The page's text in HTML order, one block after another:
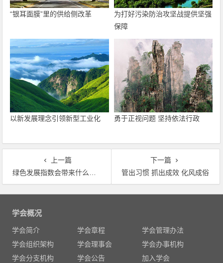
“银耳面膜”里的供给侧改革
为打好污染防治攻坚战提供坚强
保障
以新发展理念引领新型工业化 勇于正视问题 坚持依法行政
上一篇
绿色发展指数会带来什么变化？
下一篇
管出习惯 抓出成效 化风成俗
文
学会概况
学会简介 学会章程
学会管理办法
学会组织架构
学会理事会
学会办事机构
学会分支机构
学会公告
加入学会